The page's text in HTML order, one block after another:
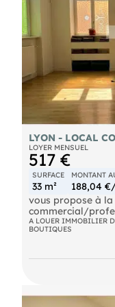
une visite et
LYON - LOCAL
LOYER MENSUEL
517 €
SURFACE
33 m²
MONTANT
188,04
vous propose à
commercial/
arrondissement
quartier des
être ou une salle
A LOUER IMMOBILIER
BOUTIQUES